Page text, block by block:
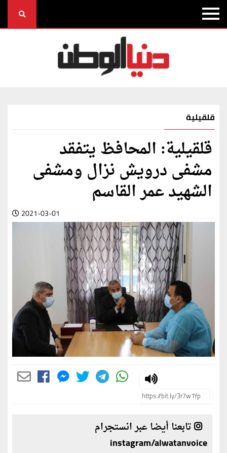
قلقيلية
قلقيلية: المحافظ يتفقد
مشفى درويش نزال ومشفى
الشهيد عمر القاسم
2021-03-01
تابعنا أيضا عبر انستجرام
instagram/alwatanvoice